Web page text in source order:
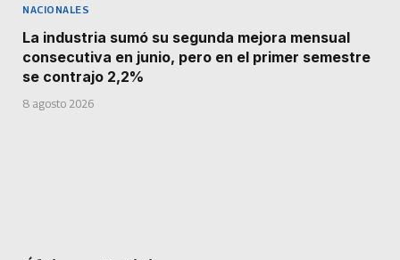
NACIONALES
La industria sumó su segunda mejora mensual
consecutiva en junio, pero en el primer semestre
se contrajo 2,2%
8 agosto 2026